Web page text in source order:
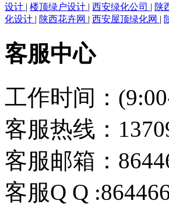
设计 | 楼顶绿户设计 | 西安绿化公司 | 陕
化设计 | 陕西花卉网 | 西安屋顶绿化网 |
客服中心
工作时间：
客服热线：
客服邮箱：
客服Q Q